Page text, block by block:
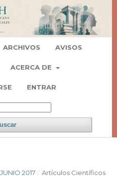
ARCHIVOS AVISOS
ACERCA DE
ENTRAR
2017 / Artí­culos Científicos